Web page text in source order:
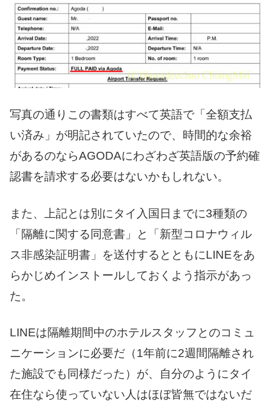
写真の通りこの書類はすべて英語で「全額支払
い済み」が明記されていたので、時間的な余裕
があるのならAGODAにわざわざ英語版の予約確
認書を請求する必要はないかもしれない。
また、上記とは別にタイ入国日までに3種類の
「隔離に関する同意書」と「新型コロナウィル
ス非感染証明書」を送付するとともにLINEをあ
らかじめインストールしておくよう指示があっ
た。
LINEは隔離期間中のホテルスタッフとのコミュ
ニケーションに必要だ（1年前に2週間隔離され
た施設でも同様だった）が、自分のようにタイ
在住なら使っていない人はほぼ皆無ではないだ